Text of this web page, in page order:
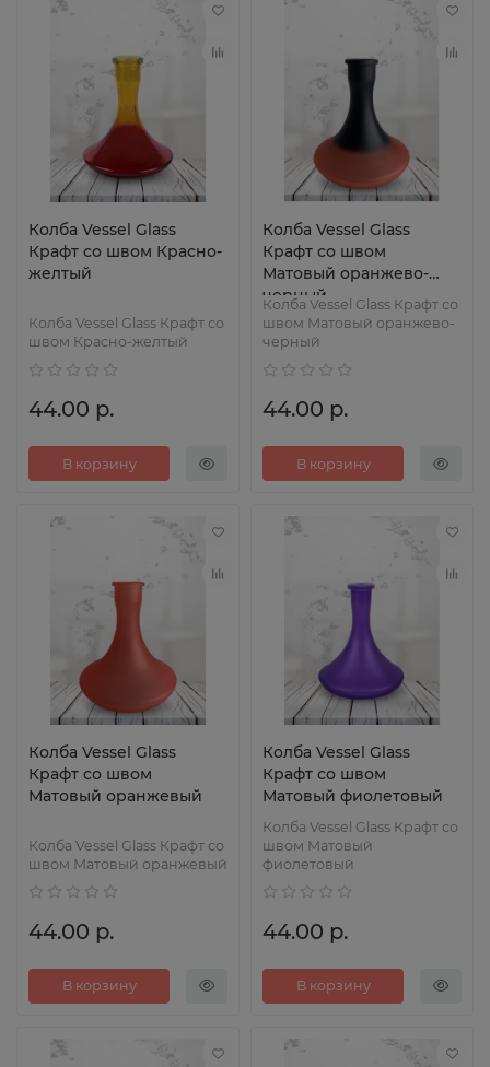
Колба Vessel Glass
Крафт со швом Красно-
желтый
Колба Vessel Glass Крафт со
швом Красно-желтый
44.00 р.
В корзину
Колба Vessel Glass
Крафт со швом
Матовый оранжево-
черный
Колба Vessel Glass Крафт со
швом Матовый оранжево-
черный
44.00 р.
В корзину
Колба Vessel Glass
Крафт со швом
Матовый оранжевый
Колба Vessel Glass Крафт со
швом Матовый оранжевый
44.00 р.
В корзину
Колба Vessel Glass
Крафт со швом
Матовый фиолетовый
Колба Vessel Glass Крафт со
швом Матовый
фиолетовый
44.00 р.
В корзину